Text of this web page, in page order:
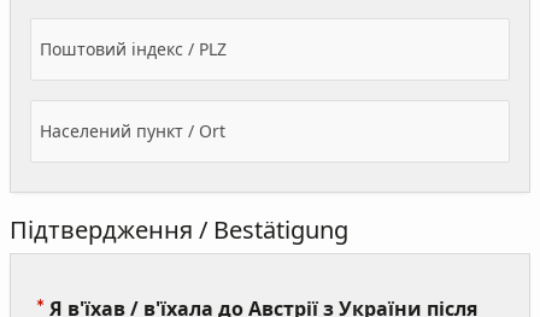
Поштовий індекс / PLZ
Населений пункт / Ort
Підтвердження / Bestätigung
Я в'їхав / в'їхала до Австрії з України після